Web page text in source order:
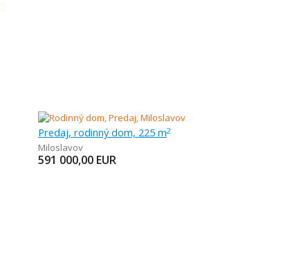
Predaj, rodinný dom, 225 m2
Miloslavov
591 000,00 EUR